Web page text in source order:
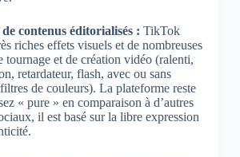
contenus éditorialisés : TikTok
riches effets visuels et de nombreuses
tournage et de création vidéo (ralenti,
retardateur, flash, avec ou sans
de couleurs). La plateforme reste
« pure » en comparaison à d’autres
il est basé sur la libre expression